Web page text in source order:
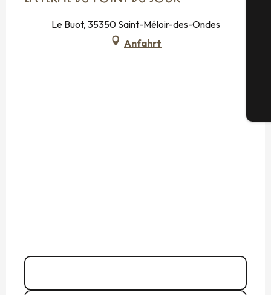
Le Buot, 35350 Saint-Méloir-des-Ondes
Anfahrt